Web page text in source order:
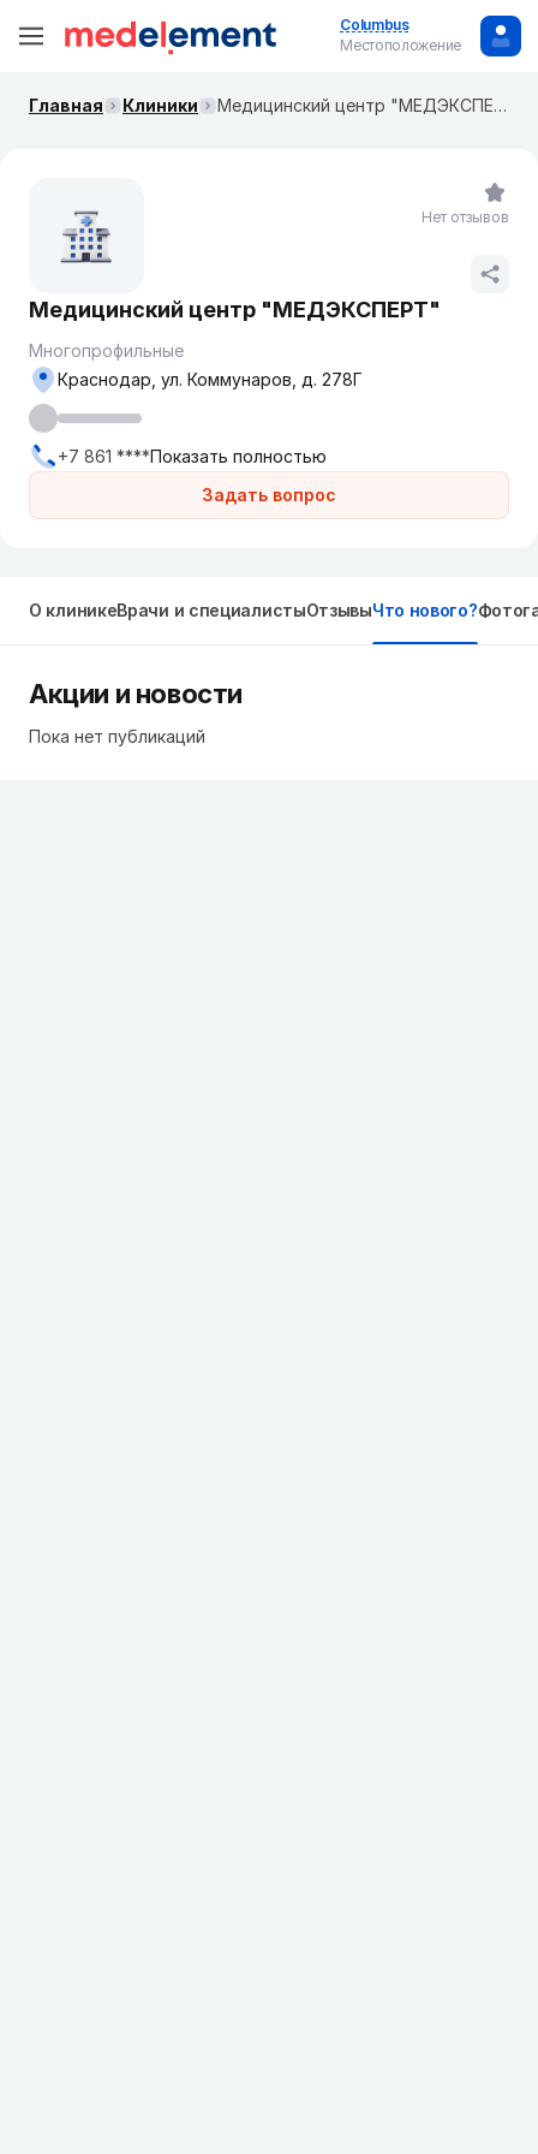
Columbus
Местоположение
Главная Клиники Медицинский центр "МЕДЭКСПЕРТ"
Медицинский центр "МЕДЭКСПЕРТ"
Многопрофильные
Задать вопрос
Краснодар, ул. Коммунаров, д. 278Г
+7 861 ****Показать полностью
Нет отзывов
О клиникеВрачи и специалистыОтзывыЧто нового?
Акции и новости
Пока нет публикаций